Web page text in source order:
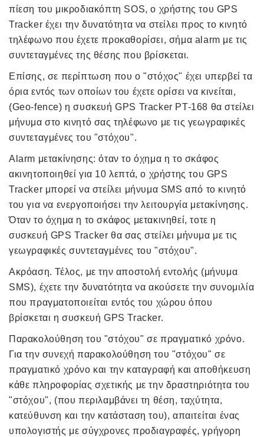
πίεση του μικροδιακόπτη SOS, ο χρήστης του GPS
Tracker έχει την δυνατότητα να στείλει προς το κινητό
τηλέφωνο που έχετε προκαθορίσει, σήμα alarm με τις
συντεταγμένες της θέσης που βρίσκεται.
Επίσης, σε περίπτωση που ο "στόχος" έχει υπερβεί τα
όρια εντός των οποίων του έχετε ορίσει να κινείται,
(Geo-fence) η συσκευή GPS Tracker PT-168 θα στείλει
μήνυμα στο κινητό σας τηλέφωνο με τις γεωγραφικές
συντεταγμένες του "στόχου".
Alarm μετακίνησης: όταν το όχημα η το σκάφος
ακινητοποιηθεί για 10 λεπτά, ο χρήστης του GPS
Tracker μπορεί να στείλει μήνυμα SMS από το κινητό
του για να ενεργοποιήσει την λειτουργία μετακίνησης.
Όταν το όχημα η το σκάφος μετακινηθεί, τοτε η
συσκευή GPS Tracker θα σας στείλει μήνυμα με τις
γεωγραφικές συντεταγμένες του "στόχου".
Ακρόαση. Τέλος, με την αποστολή εντολής (μήνυμα
SMS), έχετε την δυνατότητα να ακούσετε την συνομιλία
που πραγματοποιείται εντός του χώρου όπου
βρίσκεται η συσκευή GPS Tracker.
Παρακολούθηση του "στόχου" σε πραγματικό χρόνο.
Για την συνεχή παρακολούθηση του "στόχου" σε
πραγματικό χρόνο και την καταγραφή και αποθήκευση
κάθε πληροφορίας σχετικής με την δραστηριότητα του
"στόχου", (που περιλαμβάνει τη θέση, ταχύτητα,
κατεύθυνση και την κατάσταση του), απαιτείται ένας
υπολογιστής με σύγχρονες προδιαγραφές, γρήγορη